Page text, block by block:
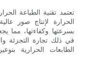
تعتمد تقنية الطباعة
الحرارة لإنتاج صور
بسرعتها وكفاءتها، مما
في ذلك تجارة التجزئة
الطابعات الحرارية